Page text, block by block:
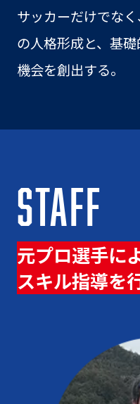
サッカーだけでな
の人格形成と、基
機会を創出する。
STAFF
元プロ選手に
スキル指導を